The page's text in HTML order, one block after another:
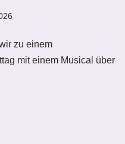
zu einem
mit einem Musical über